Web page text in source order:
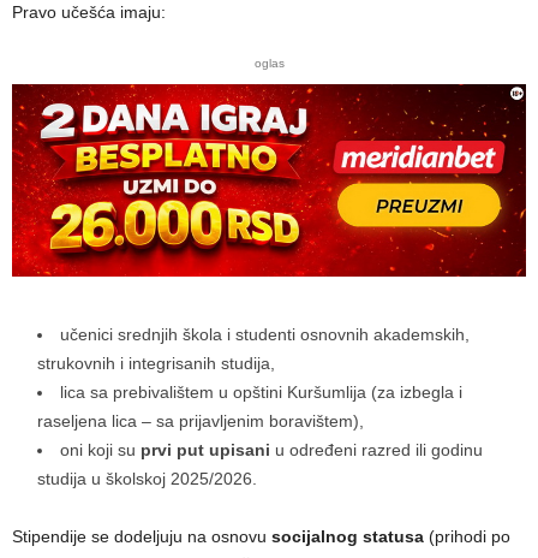
Pravo učešća imaju:
oglas
učenici srednjih škola i studenti osnovnih akademskih,
strukovnih i integrisanih studija,
lica sa prebivalištem u opštini Kuršumlija (za izbegla i
raseljena lica – sa prijavljenim boravištem),
oni koji su prvi put upisani u određeni razred ili godinu
studija u školskoj 2025/2026.
Stipendije se dodeljuju na osnovu socijalnog statusa (prihodi po